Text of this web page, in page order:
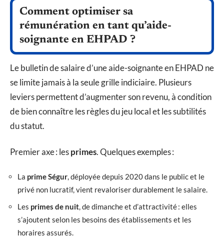
Comment optimiser sa
rémunération en tant qu’aide-
soignante en EHPAD ?
Le bulletin de salaire d’une aide-soignante en EHPAD ne
se limite jamais à la seule grille indiciaire. Plusieurs
leviers permettent d’augmenter son revenu, à condition
de bien connaître les règles du jeu local et les subtilités
du statut.
Premier axe : lesprimes. Quelques exemples :
La prime Ségur, déployée depuis 2020 dans le public et le
privé non lucratif, vient revaloriser durablement le salaire.
Les primes de nuit, de dimanche et d’attractivité : elles
s’ajoutent selon les besoins des établissements et les
horaires assurés.